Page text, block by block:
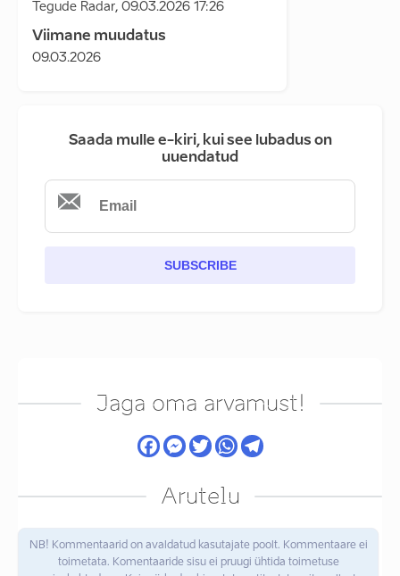
Tegude Radar, 09.03.2026 17:26
Viimane muudatus
09.03.2026
Saada mulle e-kiri, kui see lubadus on
uuendatud
SUBSCRIBE
Jaga oma arvamust!
Arutelu
NB! Kommentaarid on avaldatud kasutajate poolt. Kommentaare ei
toimetata. Komentaaride sisu ei pruugi ühtida toimetuse